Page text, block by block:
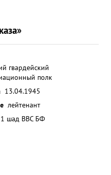
гвардейский
полк
13.04.1945
лейтенант
шад ВВС БФ